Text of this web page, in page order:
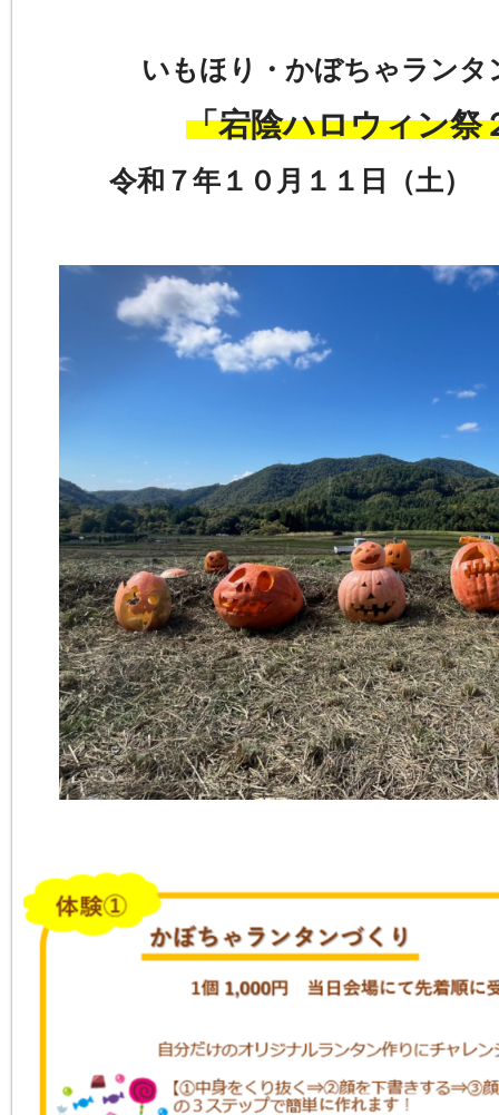
いもほり・かぼちゃランタ
「宕陰ハロウィン祭
令和７年１０月１１日（土）